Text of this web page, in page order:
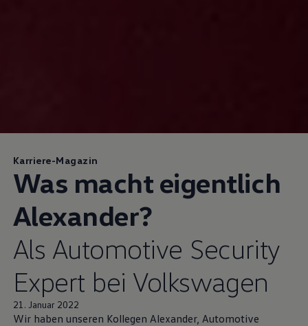
Karriere-Magazin
Was macht eigentlich
Alexander?
Als Automotive Security
Expert bei Volkswagen
21. Januar 2022
Wir haben unseren Kollegen Alexander, Automotive